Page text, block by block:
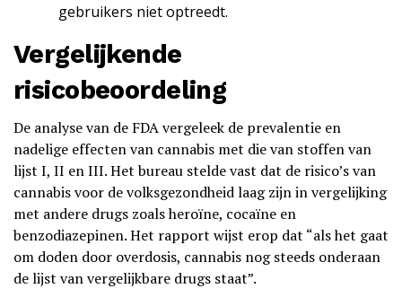
gebruikers niet optreedt.
Vergelijkende
risicobeoordeling
De analyse van de FDA vergeleek de prevalentie en
nadelige effecten van cannabis met die van stoffen van
lijst I, II en III. Het bureau stelde vast dat de risico’s van
cannabis voor de volksgezondheid laag zijn in vergelijking
met andere drugs zoals heroïne, cocaïne en
benzodiazepinen. Het rapport wijst erop dat “als het gaat
om doden door overdosis, cannabis nog steeds onderaan
de lijst van vergelijkbare drugs staat”.